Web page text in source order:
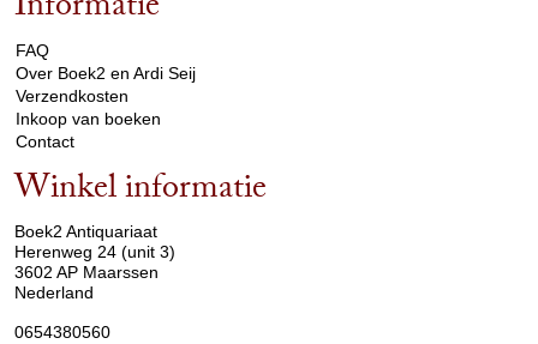
FAQ
Over Boek2 en Ardi Seij
Verzendkosten
Inkoop van boeken
Contact
Winkel informatie
Boek2 Antiquariaat
Herenweg 24 (unit 3)
3602 AP Maarssen
Nederland
0654380560